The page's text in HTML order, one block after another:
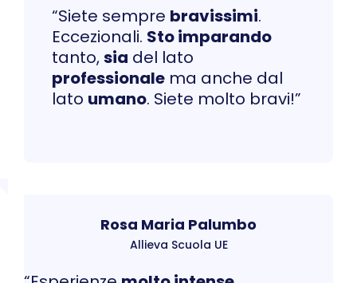
“Siete sempre bravissimi.
Eccezionali. Sto imparando
tanto,sia del lato
professionale ma anche dal
lato umano. Siete molto bravi!”
Rosa Maria Palumbo
Allieva Scuola UE